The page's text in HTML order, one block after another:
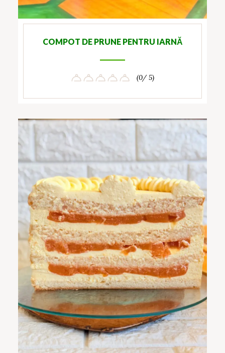
COMPOT DE PRUNE PENTRU IARNĂ
(0/ 5)